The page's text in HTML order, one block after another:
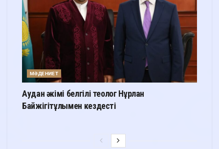
МӘДЕНИЕТ
Аудан әкімі белгілі теолог Нұрлан
Байжігітұлымен кездесті